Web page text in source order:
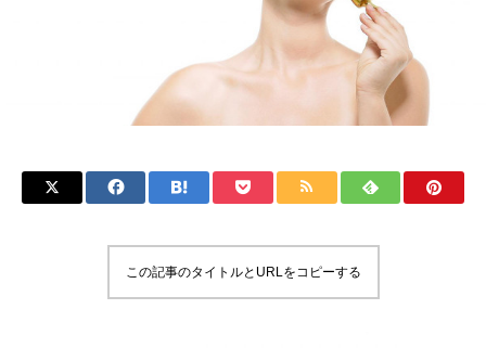
この記事のタイトルとURLをコピーする